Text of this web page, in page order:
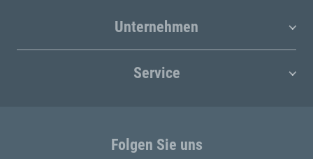
Unternehmen
Service
Folgen Sie uns